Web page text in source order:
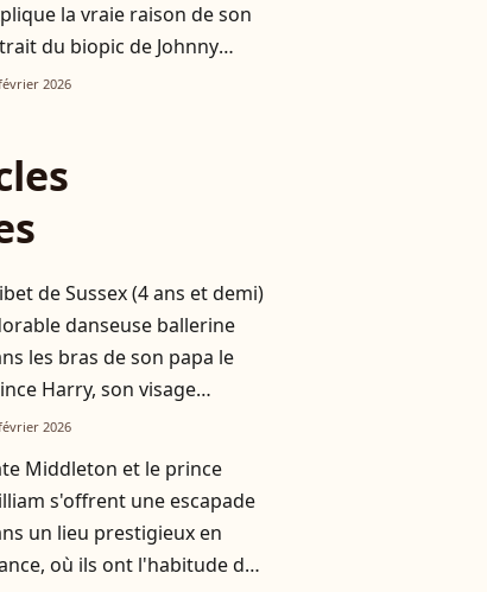
la vraie raison de son
du biopic de Johnny
2026
de Sussex (4 ans et demi)
danseuse ballerine
les bras de son papa le
Harry, son visage
en photo
2026
Middleton et le prince
s'offrent une escapade
un lieu prestigieux en
où ils ont l'habitude de